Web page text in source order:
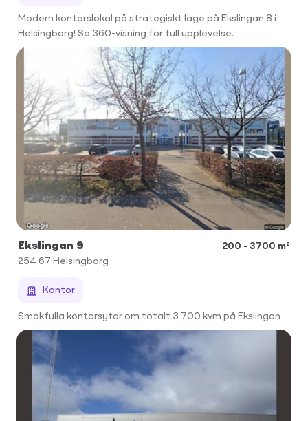
Modern kontorslokal på strategiskt läge på Ekslingan 8 i
Helsingborg! Se 360-visning för full upplevelse.
Ekslingan 9
200 - 3700 m²
254 67 Helsingborg
Kontor
Smakfulla kontorsytor om totalt 3 700 kvm på Ekslingan